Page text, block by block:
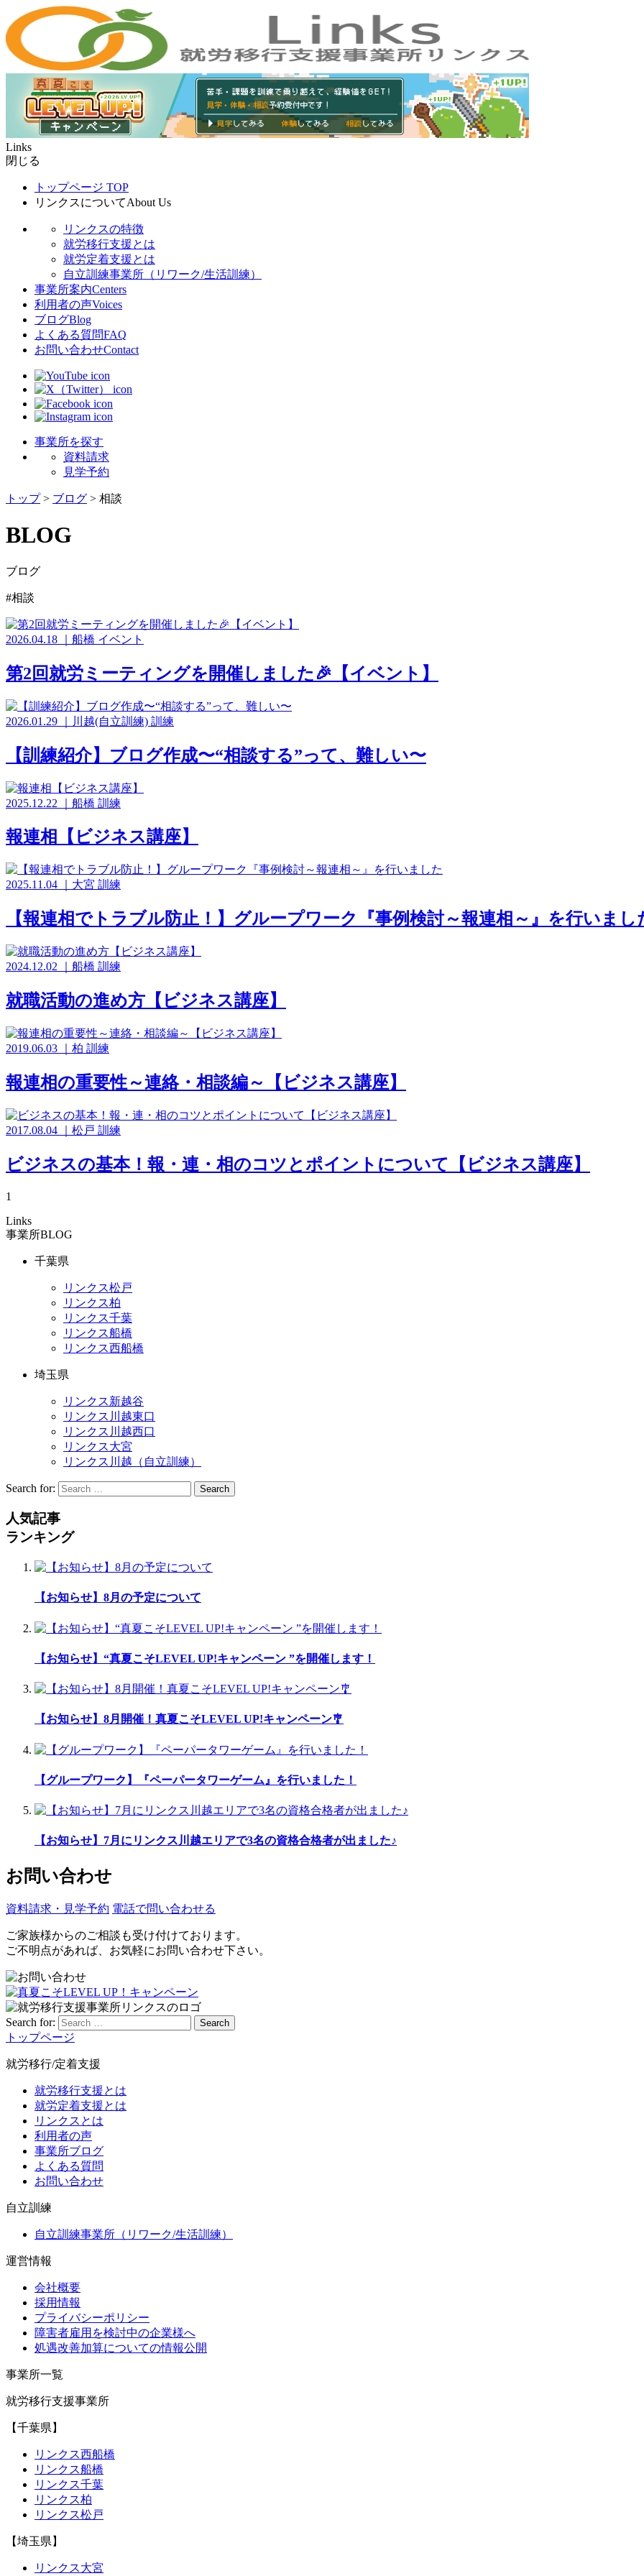
Links
閉じる
トップページ TOP
リンクスについてAbout Us
リンクスの特徴
就労移行支援とは
就労定着支援とは
自立訓練事業所（リワーク/生活訓練）
事業所案内Centers
利用者の声Voices
ブログBlog
よくある質問FAQ
お問い合わせContact
事業所を探す
資料請求
見学予約
トップ> ブログ > 相談
BLOG
ブログ
#相談
2026.04.18 船橋 イベント
第2回就労ミーティングを開催しました🎉【イベント】
2026.01.29 川越(自立訓練) 訓練
【訓練紹介】ブログ作成〜“相談する”って、難しい〜
2025.12.22 船橋 訓練
報連相【ビジネス講座】
2025.11.04 大宮 訓練
【報連相でトラブル防止！】グループワーク『事例検討～報連相～』を行いまし
2024.12.02 船橋 訓練
就職活動の進め方【ビジネス講座】
2019.06.03 柏 訓練
報連相の重要性～連絡・相談編～【ビジネス講座】
2017.08.04 松戸 訓練
ビジネスの基本！報・連・相のコツとポイントについて【ビジネス講座】
1
Links
事業所BLOG
千葉県
リンクス松戸
リンクス柏
リンクス千葉
リンクス船橋
リンクス西船橋
埼玉県
リンクス新越谷
リンクス川越東口
リンクス川越西口
リンクス大宮
リンクス川越（自立訓練）
Search for: Search
人気記事
ランキング
【お知らせ】8月の予定について
【お知らせ】“真夏こそLEVEL UP!キャンペーン ”を開催します！
【お知らせ】8月開催！真夏こそLEVEL UP!キャンペーン🎐
【グループワーク】『ペーパータワーゲーム』を行いました！
【お知らせ】7月にリンクス川越エリアで3名の資格合格者が出ました♪
お問い合わせ
資料請求・見学予約 電話で問い合わせる
ご家族様からのご相談も受け付けております。
ご不明点があれば、お気軽にお問い合わせ下さい。
Search for: Search
トップページ
就労移行/定着支援
就労移行支援とは
就労定着支援とは
リンクスとは
利用者の声
事業所ブログ
よくある質問
お問い合わせ
自立訓練
自立訓練事業所（リワーク/生活訓練）
運営情報
会社概要
採用情報
プライバシーポリシー
障害者雇用を検討中の企業様へ
処遇改善加算についての情報公開
事業所一覧
就労移行支援事業所
【千葉県】
リンクス西船橋
リンクス船橋
リンクス千葉
リンクス柏
リンクス松戸
【埼玉県】
リンクス大宮